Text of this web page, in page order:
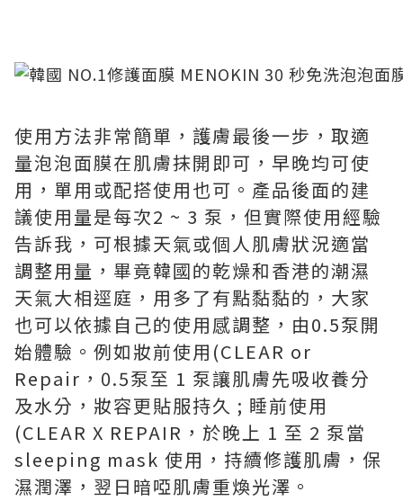
使用方法非常簡單，護膚最後一步，取適
量泡泡面膜在肌膚抹開即可，早晚均可使
用，單用或配搭使用也可。產品後面的建
議使用量是每次2 ~ 3 泵，但實際使用經驗
告訴我，可根據天氣或個人肌膚狀況適當
調整用量，畢竟韓國的乾燥和香港的潮濕
天氣大相逕庭，用多了有點黏黏的，大家
也可以依據自己的使用感調整，由0.5泵開
始體驗。例如妝前使用(CLEAR or
Repair，0.5泵至 1 泵讓肌膚先吸收養分
及水分，妝容更貼服持久 ; 睡前使用
(CLEAR X REPAIR，於晚上 1 至 2 泵當
sleeping mask 使用，持續修護肌膚，保
濕潤澤，翌日暗啞肌膚重煥光澤。